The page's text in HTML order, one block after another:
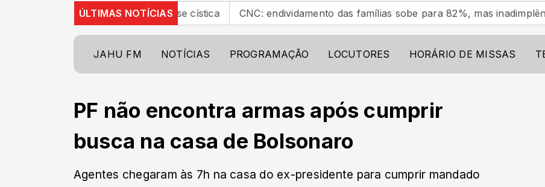
ÚLTIMAS NOTÍCIAS
no SUS por fibrose cística CNC: endividamento das famílias sobe para 82%, mas inadimplência cai
JAHU FM NOTÍCIAS PROGRAMAÇÃO LOCUTORES HORÁRIO DE MISSAS
PF não encontra armas após cumprir
busca na casa de Bolsonaro
Agentes chegaram às 7h na casa do ex-presidente para cumprir mandado